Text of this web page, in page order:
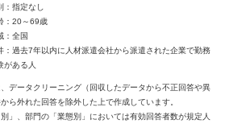
：指定なし
：20～69歳
：全国
：過去7年以内に人材派遣会社から派遣された企業で勤務
がある人
データクリーニング（回収したデータから不正回答や異
ら外れた回答を除外した上で作成しています。
」、部門の「業態別」においては有効回答者数が規定人